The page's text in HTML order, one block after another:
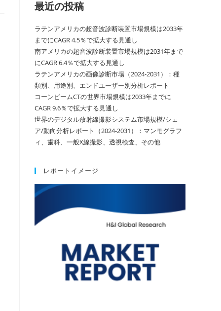
最近の投稿
ラテンアメリカの超音波診断装置市場規模は2033年
までにCAGR 4.5％で拡大する見通し
南アメリカの超音波診断装置市場規模は2031年まで
にCAGR 6.4％で拡大する見通し
ラテンアメリカの画像診断市場（2024-2031）：種
類別、用途別、エンドユーザー別分析レポート
コーンビームCTの世界市場規模は2033年までに
CAGR 9.6％で拡大する見通し
世界のデジタル放射線撮影システム市場規模/シェ
ア/動向分析レポート（2024-2031）：マンモグラフ
ィ、歯科、一般X線撮影、透視検査、その他
レポートイメージ